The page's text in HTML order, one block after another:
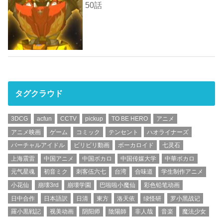
50話
タグクラウド
3DCG acfun CCTV pickup TO BE HERO
アニメ
アニメ映画
ゲーム コミック テンセント
ハオライナーズ
バーチャルアイドル
ビリビリ動画 ボーカロイド
七灵石
上海震雷
中国アニメ 中国ボカロ 中国传媒大学
中華ボカロ
元气星魂
初音ミク 刺客伍六七 台湾 合味道
学生制作アニメ
小花仙
崩壊3rd 崩壊学園 巴啦啦小魔仙
彩色铅笔动画
日中合作
日本語訳 日清 東方 洛天依 绿怪研
罗小黑战记
羅小黒戦記
视美动画 阴阳师 陰陽師 非人哉 音楽 魔法少女